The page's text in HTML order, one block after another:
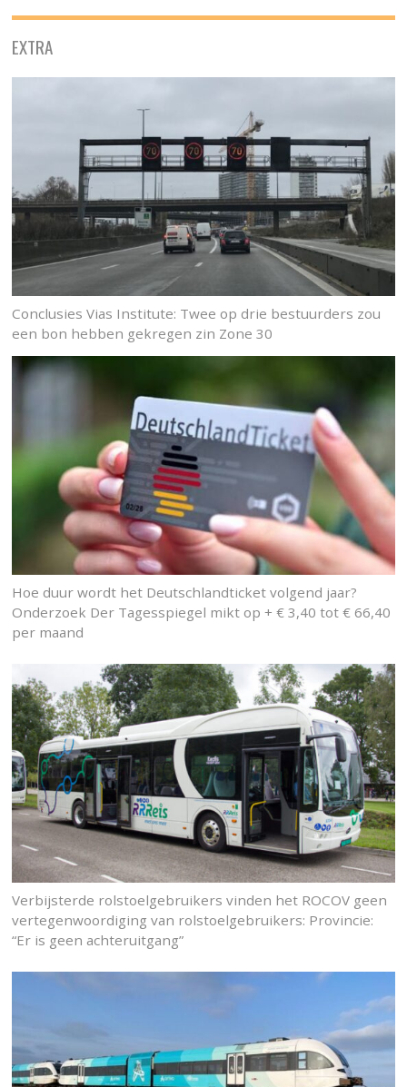
EXTRA
Conclusies Vias Institute: Twee op drie bestuurders zou
een bon hebben gekregen zin Zone 30
Hoe duur wordt het Deutschlandticket volgend jaar?
Onderzoek Der Tagesspiegel mikt op + € 3,40 tot € 66,40
per maand
Verbijsterde rolstoelgebruikers vinden het ROCOV geen
vertegenwoordiging van rolstoelgebruikers: Provincie:
“Er is geen achteruitgang”